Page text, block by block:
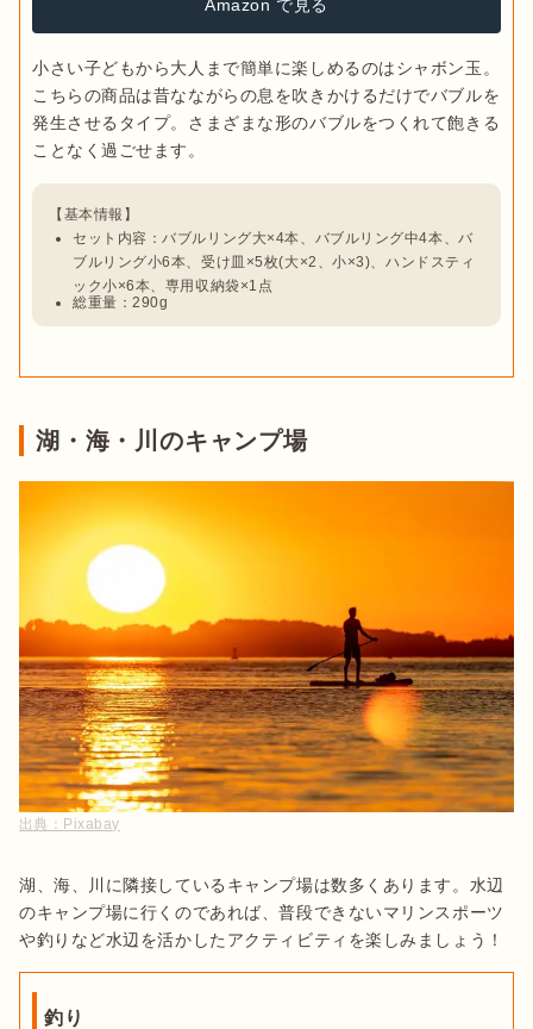
Amazon で見る
小さい子どもから大人まで簡単に楽しめるのはシャボン玉。
こちらの商品は昔なながらの息を吹きかけるだけでバブルを
発生させるタイプ。さまざまな形のバブルをつくれて飽きる
セット内容：バブルリング大×4本、バブルリング中4本、バ
ブルリング小6本、受け皿×5枚(大×2、小×3)、ハンドスティ
ック小×6本、専用収納袋×1点
総重量：290g
湖・海・川のキャンプ場
出典： Pixabay
湖、海、川に隣接しているキャンプ場は数多くあります。水辺
のキャンプ場に行くのであれば、普段できないマリンスポーツ
や釣りなど水辺を活かしたアクティビティを楽しみましょう！
釣り